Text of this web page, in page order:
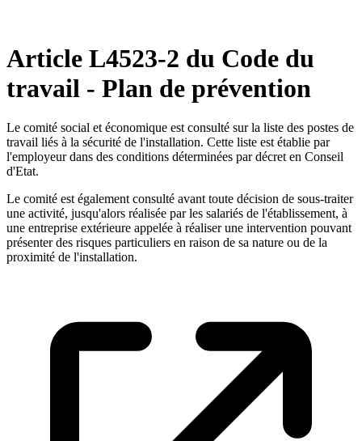
Article L4523-2 du Code du
travail - Plan de prévention
Le comité social et économique est consulté sur la liste des postes de
travail liés à la sécurité de l'installation. Cette liste est établie par
l'employeur dans des conditions déterminées par décret en Conseil
d'Etat.
Le comité est également consulté avant toute décision de sous-traiter
une activité, jusqu'alors réalisée par les salariés de l'établissement, à
une entreprise extérieure appelée à réaliser une intervention pouvant
présenter des risques particuliers en raison de sa nature ou de la
proximité de l'installation.